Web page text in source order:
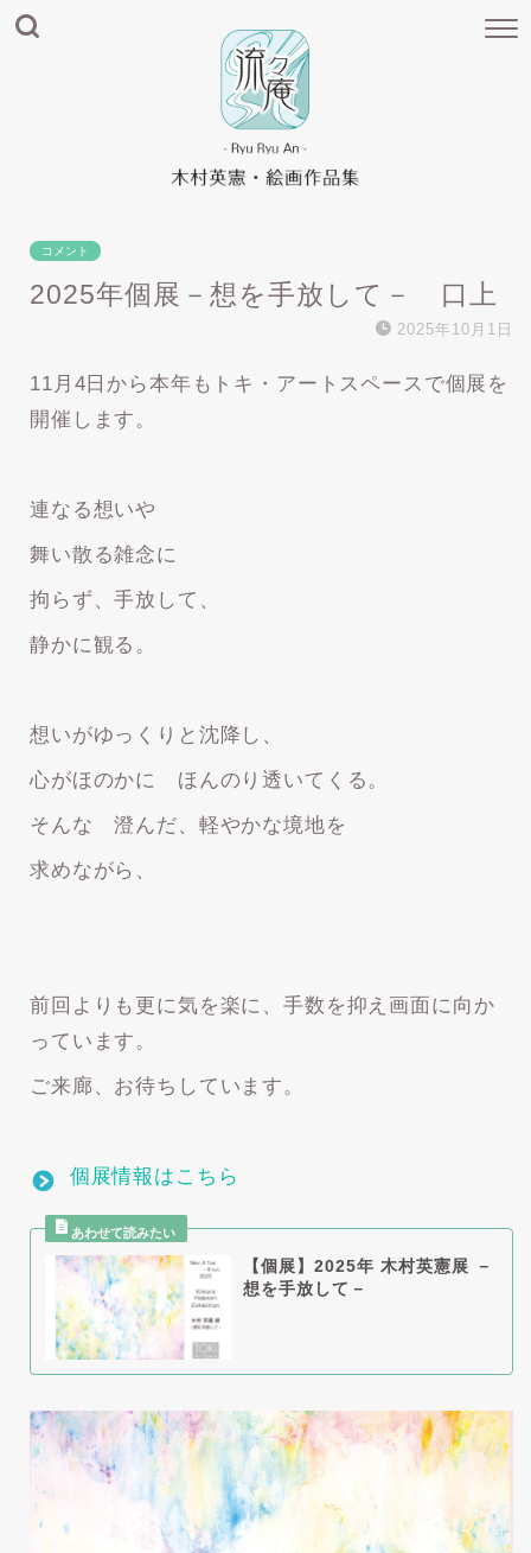
コメント
2025年個展－想を手放して－ 口上
2025年10月1日
11月4日から本年もトキ・アートスペースで個展を
開催します。
連なる想いや
舞い散る雑念に
拘らず、手放して、
静かに観る。
想いがゆっくりと沈降し、
心がほのかに ほんのり透いてくる。
そんな 澄んだ、軽やかな境地を
求めながら、
前回よりも更に気を楽に、手数を抑え画面に向か
っています。
ご来廊、お待ちしています。
個展情報はこちら
【個展】2025年 木村英憲展 －
想を手放して－